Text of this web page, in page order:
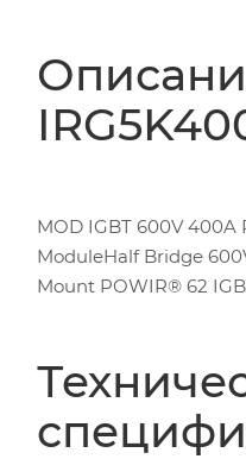
MOD IGBT 600V 400A
ModuleHalf Bridge
Mount POWIR® 62